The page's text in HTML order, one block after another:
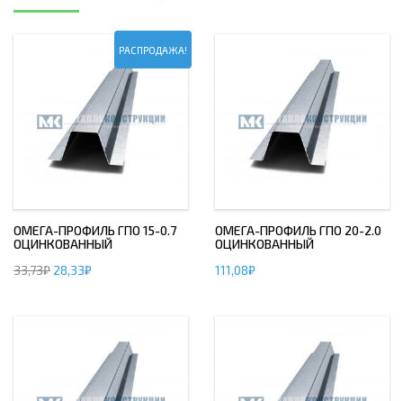
РАСПРОДАЖА!
ОМЕГА-ПРОФИЛЬ ГПО 15-0.7
ОЦИНКОВАННЫЙ
33,73₽ 28,33₽
ОМЕГА-ПРОФИЛЬ ГПО 20-2.0
ОЦИНКОВАННЫЙ
111,08₽